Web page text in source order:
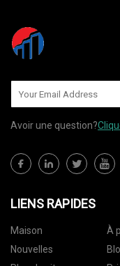
Avoir une question?
LIENS RAPIDES
Maison À
Nouvelles